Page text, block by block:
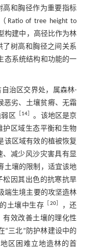
高和胸径作为重要指标
of tree height to
构建中，高径比作为林
树高和胸径之间关系
态系统结构和功能的一
治区交界处，属森林-
恶劣、土壤贫瘠、无霜
区
14
。该地区是京
护区域生态平衡和生物
该区域有效的植被恢复
减少风沙灾害具有显
土壤的限制，适宜该地
松因其出色的抗寒抗旱
端生境主要的攻坚造林
土壤中生存 20］
，还
有效改善土壤的理化性
“三北”防护林建设中的
区困难立地造林的首